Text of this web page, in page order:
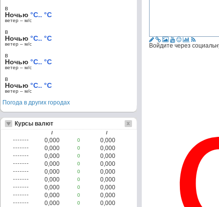
Войдите через
в
Ночью °C.. °C
ветер – м/c
в
Ночью °C.. °C
ветер – м/c
в
Ночью °C.. °C
ветер – м/c
в
Ночью °C.. °C
ветер – м/c
Погода в других городах
Курсы валют
/ /
0,000 0
0,000
0,000
0
0,000
0,000
0
0,000
0,000
0
0,000
0,000
0
0,000
0,000
0
0,000
0,000
0
0,000
0,000
0
0,000
0,000
0
0,000